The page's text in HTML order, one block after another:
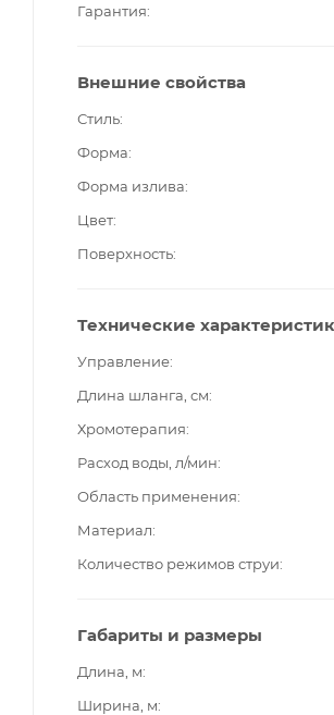
Гарантия
Внешние свойства
Стиль
Форма
Форма излива
Цвет
Поверхность
Технические
Управление
Длина шланга, см
Хромотерапия
Расход воды, л/мин
Область применения
Материал
Количество режимов струи
Габариты и размеры
Длина, м
Ширина, м